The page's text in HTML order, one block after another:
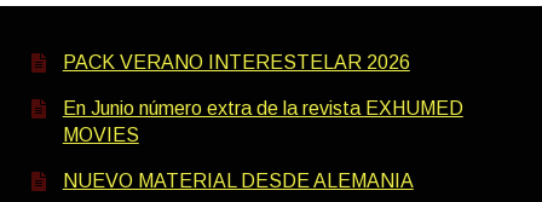
PACK VERANO INTERESTELAR 2026
En Junio número extra de la revista EXHUMED
MOVIES
NUEVO MATERIAL DESDE ALEMANIA